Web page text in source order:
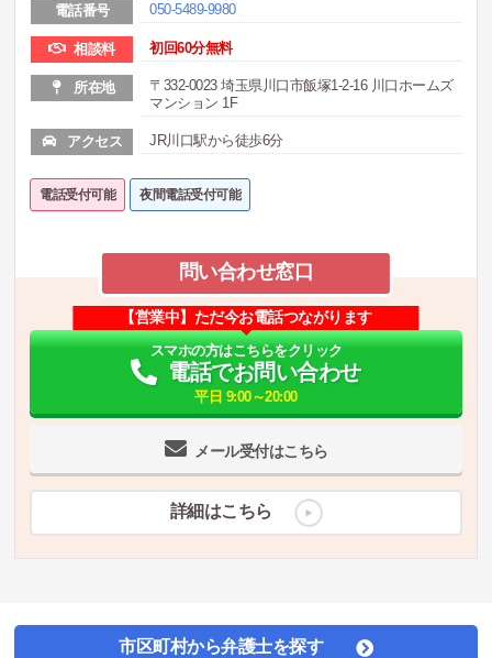
電話番号 050-5489-9980
相談料 初回60分無料
所在地
〒332-0023 埼玉県川口市飯塚1-2-16 川口ホームズ
マンション 1F
アクセス JR川口駅から徒歩6分
電話受付可能 夜間電話受付可能
問い合わせ窓口
メール受付はこちら
【営業中】ただ今お電話つながります
スマホの方はこちらをクリック
電話でお問い合わせ
平日 9:00～20:00
詳細はこちら
市区町村から弁護士を探す